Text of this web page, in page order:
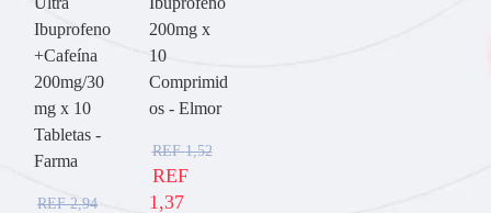
Ibuprofeno
+Cafeína
200mg/30
mg x 10
Tabletas -
Farma
REF2,94
200mg x
10
Comprimid
os - Elmor
REF1,52
REF
1,37